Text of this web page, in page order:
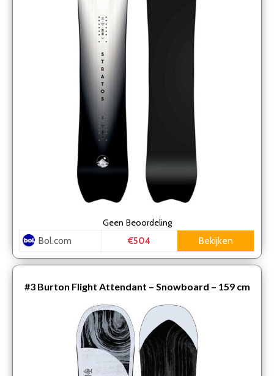
Geen Beoordeling
Bol.com €504 Bekijken
#3 Burton Flight Attendant – Snowboard – 159 cm